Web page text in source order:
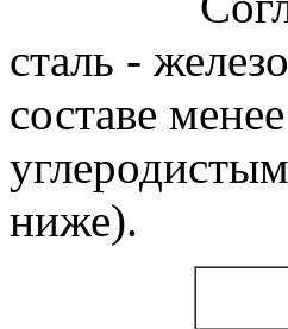
сталь -
составе менее
углеродистым
ниже).